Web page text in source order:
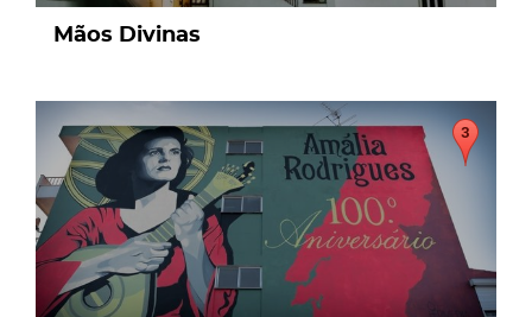
Mãos Divinas
page